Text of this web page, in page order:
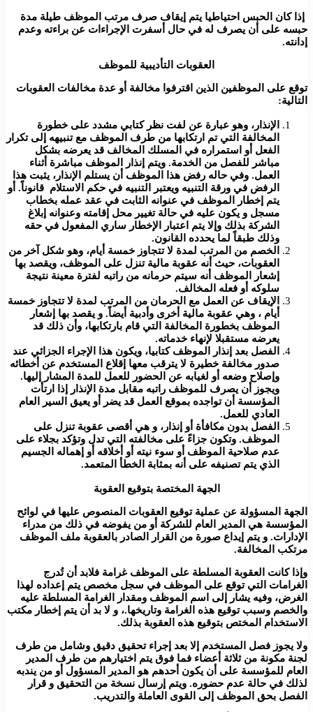
إذا كان الحبس احتياطيا يتم إيقاف صرف مرتب الموظف طيلة مدة
حبسه على أن يصرف له في حال أسفرت الإجراءات عن براءته وعدم
إدانته.
العقوبات التأديبية للموظف
توقع على الموظفين الذين اقترفوا مخالفة أو عدة مخالفات العقوبات
التالية:
الإنذار، وهو عبارة عن لفت نظر كتابي مشدد على خطورة
المخالفة التي تم ارتكابها من طرف الموظف مع تنبيهه إلى تكرار
الفعل أو استمراره في المسلك المخالف قد يعرضه بشكل
مباشر للفصل من الخدمة. ويتم إنذار الموظف مباشرة أثناء
العمل. وفي حاله رفض هذا الموظف أن يستلم الإنذار، يثبت هذا
الرفض في ورقة التنبيه ويعتبر التنبيه في حكم الاستلام قانوناً. أو
يتم إخطار الموظف في عنوانه الثابت في عقد عمله بخطاب
مسجل و يكون عليه في حالة تغيير محل إقامته وعنوانه إبلاغ
الشركة بذلك وإلا يتم اعتبار الإخطار ساري المفعول في حقه
وذلك طبقاً لما يحدده القانون.
الخصم من المرتب لمدة لا تتجاوز خمسة أيام، وهو شكل آخر من
العقوبات، حيث أنه عقوبة مالية تنزل على الموظف، ويقصد بها
إشعار الموظف أنه سيتم حرمانه من راتبه لفترة معينة نتيجة
سلوكه أو فعله المخالف.
الإيقاف عن العمل مع الحرمان من المرتب لمدة لا تتجاوز خمسة
أيام ، وهي عقوبة مالية أخرى وأدبية أيضاً. و يقصد بها إشعار
الموظف بخطورة المخالفة التي قام بارتكابها، وأن ذلك قد
يعرضه مستقبلا لإنهاء خدماته.
الفصل بعد إنذار الموظف كتابيا، ويكون هذا الإجراء الجزائي عند
صدور مخالفة خطيرة لا يترقب معها إقلاع المستخدم عن أخطائه
وإصلاح وضعه أو لغيابه عن الحضور للعمل للمدة المشار إليها.
ويجوز أن يصرف للموظف راتبه مقابل مدة الإنذار إذا ارتأت
المؤسسة أن تواجده بموقع العمل قد يضر أو يعيق السير العام
العادي للعمل.
الفصل بدون مكافأة أو إنذار، و هي أقصى عقوبة تنزل على
الموظف. وتكون جزاءً على مخالفته التي تدل وتؤكد بجلاء على
عدم صلاحية الموظف أو سوء نيته أو أخلاقه أو إهماله الجسيم
الذي يتم تصنيفه على أنه بمثابة الخطأ المتعمد.
الجهة المختصة بتوقيع العقوبة
الجهة المسؤولة عن عملية توقيع العقوبات المنصوص عليها في لوائح
المؤسسة هي المدير العام للشركة أو من يفوضه في ذلك من مدراء
الإدارات. و يتم إيداع صورة من القرار الصادر بالعقوبة ملف الموظف
مرتكب المخالفة.
وإذا كانت العقوبة المسلطة على الموظف غرامة فلابد أن تُدرج
الغرامات التي توقع على الموظف في سجل مخصص يتم إعداده لهذا
الغرض، وفيه يشار إلى اسم الموظف ومقدار الغرامة المسلطة عليه
والخصم وسبب توقيع هذه الغرامة وتاريخها.، و لا بد أن يتم إخطار مكتب
الاستخدام المختص بتوقيع هذه العقوبة بذلك.
ولا يجوز فصل المستخدم إلا بعد إجراء تحقيق دقيق وشامل من طرف
لجنة مكونة من ثلاثة أعضاء فما فوق يتم اختيارهم من طرف المدير
العام للمؤسسة على أن يكون أحدهم هو المدير المسؤول أو من يندبه
لذلك في حالة عدم حضوره. ويتم إرسال نسخة من التحقيق و قرار
الفصل بحق الموظف إلى القوى العاملة والتدريب.